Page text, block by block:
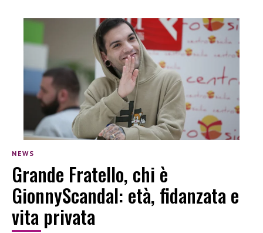
NEWS
Grande Fratello, chi è
GionnyScandal: età, fidanzata e
vita privata